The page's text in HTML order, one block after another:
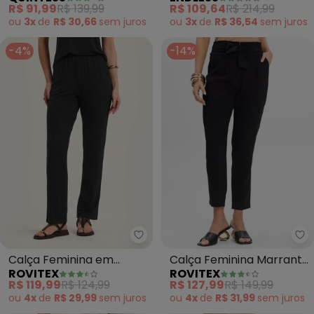
R$ 91,99R$ 139,99
ou 3x de R$ 30,66 sem juros
R$ 109,64R$ 214,99
ou 3x de R$ 36,54 sem juros
-4%
Rovitex - Calça Feminina em
Calça Feminina em
Molecotton de Viscose
(Preto)
ROVITEX
R$ 119,99R$ 124,99
ou 4x de R$ 29,99 sem juros
-14%
Calça Feminina Marrante
Clochard Renaluci
(Preto)
ROVITEX
R$ 127,99R$ 149,99
ou 4x de R$ 31,99 sem juros